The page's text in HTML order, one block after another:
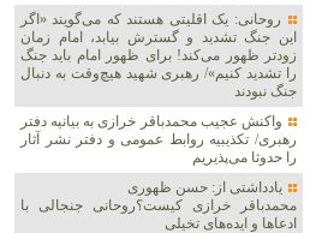
روحانی: یک اقلیتی هستند که می‌گویند «اگر
این جنگ تشدید و گسترش بیابد، امام زمان
زودتر ظهور می‌کند! برای ظهور امام باید جنگ
را تشدید کنیم»/ رهبری شهید هیچ‌وقت به دنبال
جنگ نبودند
واکنش عجیب محمدباقر خرازی به بیانیه دفتر
رهبری/ تکذیبیه روابط عمومی و دفتر نشر آثار
را حدوثا می‌پذیریم
یادداشتی از: حسن ظهوری
محمدباقر خرازی کیست؟روحانی جنجالی با
ادعاها و ایده‌های تخیلی